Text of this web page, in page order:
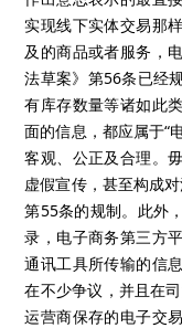
实现线下实体交易那
及的商品或者服务，
法草案》第56条已经
有库存数量等诸如此
面的信息，都应属于“
客观、公正及合理。
虚假宣传，甚至构成
第55条的规制。此外
录，电子商务第三方
通讯工具所传输的信
在不少争议，并且在
运营商保存的电子交